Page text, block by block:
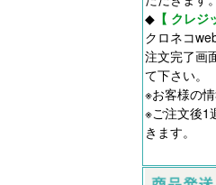
◆ 【 クレジ
クロネコ
注文完了画
て下さい。
※お客様の
※ご注文後1
きます。